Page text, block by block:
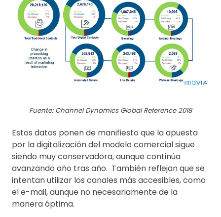
Fuente: Channel Dynamics Global Reference 2018
Estos datos ponen de manifiesto que la apuesta
por la digitalización del modelo comercial sigue
siendo muy conservadora, aunque continúa
avanzando año tras año. También reflejan que se
intentan utilizar los canales más accesibles, como
el e-mail, aunque no necesariamente de la
manera óptima.